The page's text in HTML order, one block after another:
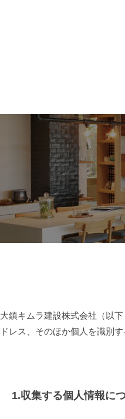
大鎮キムラ建設株式会社（以
ドレス、そのほか個人を識別
1.収集する個人情報に